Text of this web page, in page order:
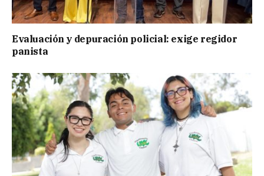
Evaluación y depuración policial: exige regidor
panista